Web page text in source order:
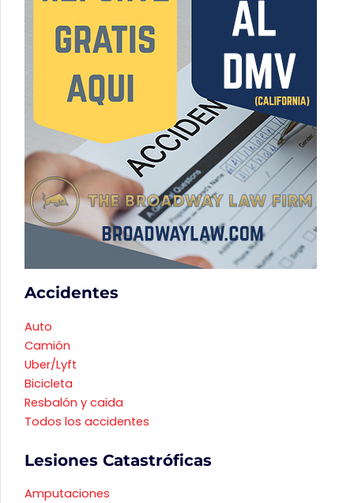
Accidentes
Auto
Camión
Uber/Lyft
Bicicleta
Resbalón y caida
Todos los accidentes
Lesiones Catastróficas
Amputaciones